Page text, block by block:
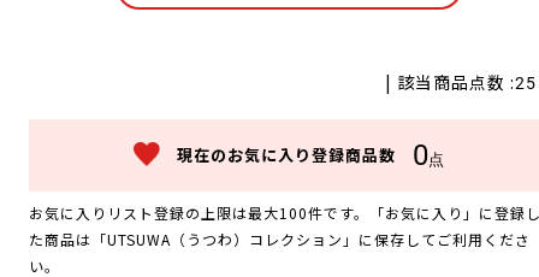
| 該当商品点数 :25
現在のお気に入り登録商品数 0点
お気に入りリスト登録の上限は最大100件です。「お気に入り」に登録
た商品は「UTSUWA（うつわ）コレクション」に保存してご利用くださ
い。